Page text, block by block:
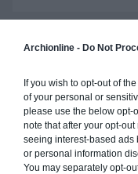
Archionline - Do Not
If you wish to opt-out of
of your personal or
please use the below opt-
note that after your opt-
seeing interest-based
or personal information
You may separately opt-
Chiffrage
standards.
Finitions haut
inclut le gros
peinture,